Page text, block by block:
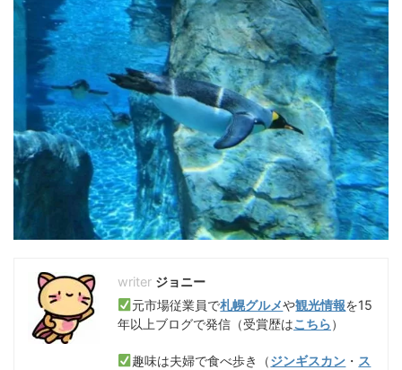
ジョニー
元市場従業員で札幌グルメや観光情報を15
年以上ブログで発信（受賞歴はこちら）
趣味は夫婦で食べ歩き（ジンギスカン ・ ス